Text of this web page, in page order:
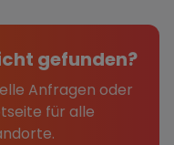
gefunden?
Anfragen oder
für alle